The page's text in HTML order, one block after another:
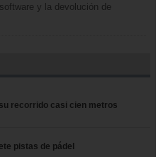
y la devolución de
recorrido casi cien metros
pistas de pádel